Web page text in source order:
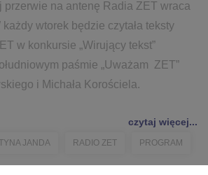
przerwie na antenę Radia ZET wraca
wtorek będzie czytała teksty
w konkursie „Wirujący tekst”
paśmie „Uważam ZET”
i Michała Korościela.
czytaj więcej...
JANDA RADIO ZET PROGRAM